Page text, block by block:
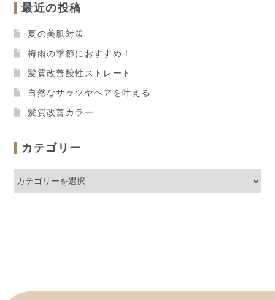
最近の投稿
夏の美肌対策
梅雨の季節におすすめ！
髪質改善酸性ストレート
自然なサラツヤヘアを叶える
髪質改善カラー
カテゴリー
テ
ゴ